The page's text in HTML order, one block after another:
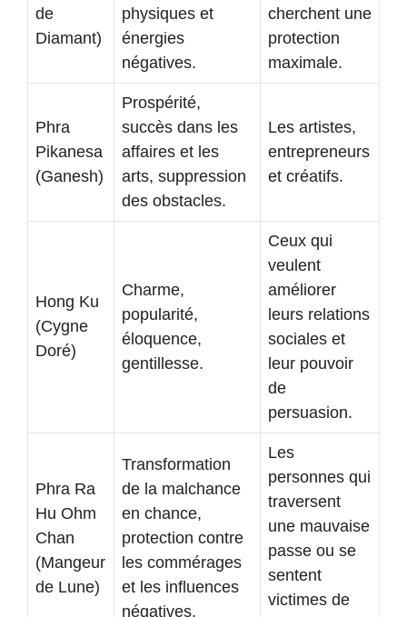
de
Diamant)
physiques et
énergies
négatives.
cherchent une
protection
maximale.
Phra
Pikanesa
(Ganesh)
Prospérité,
succès dans les
affaires et les
arts, suppression
des obstacles.
Les artistes,
entrepreneurs
et créatifs.
Hong Ku
(Cygne
Doré)
Charme,
popularité,
éloquence,
gentillesse.
Ceux qui
veulent
améliorer
leurs relations
sociales et
leur pouvoir
de
persuasion.
Phra Ra
Hu Ohm
Chan
(Mangeur
de Lune)
Transformation
de la malchance
en chance,
protection contre
les commérages
et les influences
négatives.
Les
personnes qui
traversent
une mauvaise
passe ou se
sentent
victimes de